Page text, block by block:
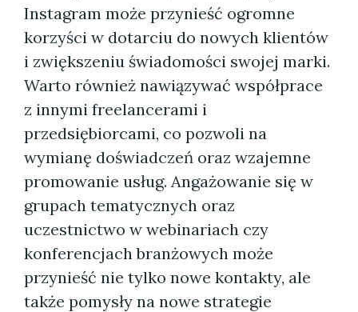
Instagram może przynieść ogromne
korzyści w dotarciu do nowych klientów
i zwiększeniu świadomości swojej marki.
Warto również nawiązywać współprace
z innymi freelancerami i
przedsiębiorcami, co pozwoli na
wymianę doświadczeń oraz wzajemne
promowanie usług. Angażowanie się w
grupach tematycznych oraz
uczestnictwo w webinariach czy
konferencjach branżowych może
przynieść nie tylko nowe kontakty, ale
także pomysły na nowe strategie